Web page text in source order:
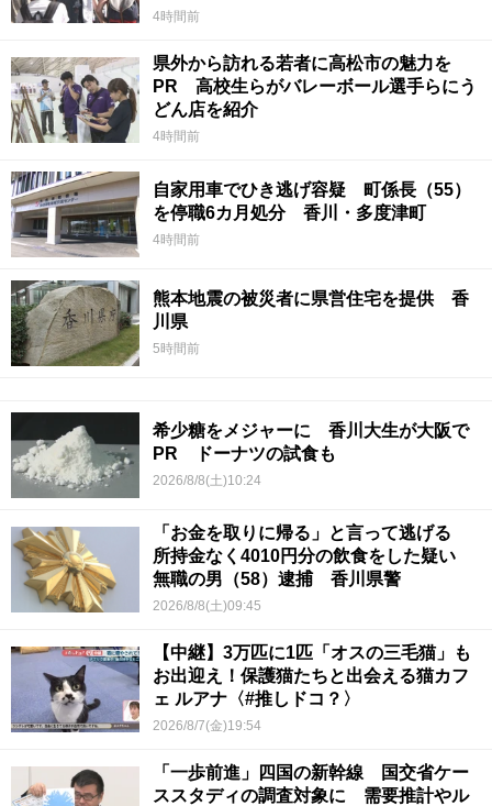
4時間前
県外から訪れる若者に高松市の魅力を
PR 高校生らがバレーボール選手らにう
どん店を紹介
4時間前
自家用車でひき逃げ容疑 町係長（55）
を停職6カ月処分 香川・多度津町
4時間前
熊本地震の被災者に県営住宅を提供 香
川県
5時間前
希少糖をメジャーに 香川大生が大阪で
PR ドーナツの試食も
2026/8/8(土)10:24
「お金を取りに帰る」と言って逃げる
所持金なく4010円分の飲食をした疑い
無職の男（58）逮捕 香川県警
2026/8/8(土)09:45
【中継】3万匹に1匹「オスの三毛猫」も
お出迎え！保護猫たちと出会える猫カフ
ェ ルアナ〈#推しドコ？〉
2026/8/7(金)19:54
「一歩前進」四国の新幹線 国交省ケー
ススタディの調査対象に 需要推計やル